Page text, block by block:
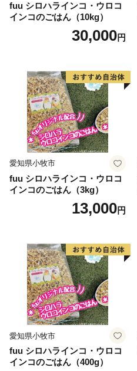
fuu シロハラインコ・ウロコ
インコのごはん（10kg）
30,000円
愛知県小牧市
fuu シロハラインコ・ウロコ
インコのごはん（3kg）
13,000円
愛知県小牧市
fuu シロハラインコ・ウロコ
インコのごはん（400g）